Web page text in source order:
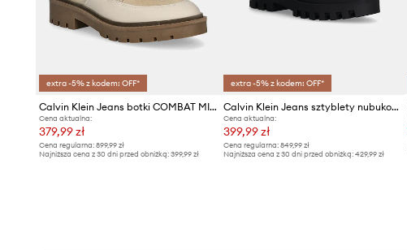
extra -5% z kodem: OFF*
Calvin Klein Jeans botki COMBAT MID LACE UP BOOT WL
Cena aktualna:
379,99 zł
Cena regularna: 899,99 zł
Najniższa cena z 30 dni przed obniżką: 399,99 zł
extra -5% z kodem: OFF*
Calvin Klein Jeans sztyblety nubukowe FLATFORM CHELSEA BOOT MG NB
Cena aktualna:
399,99 zł
Cena regularna:849,99 zł
Najniższa cena z 30 dni przed obniżką:429,99 zł